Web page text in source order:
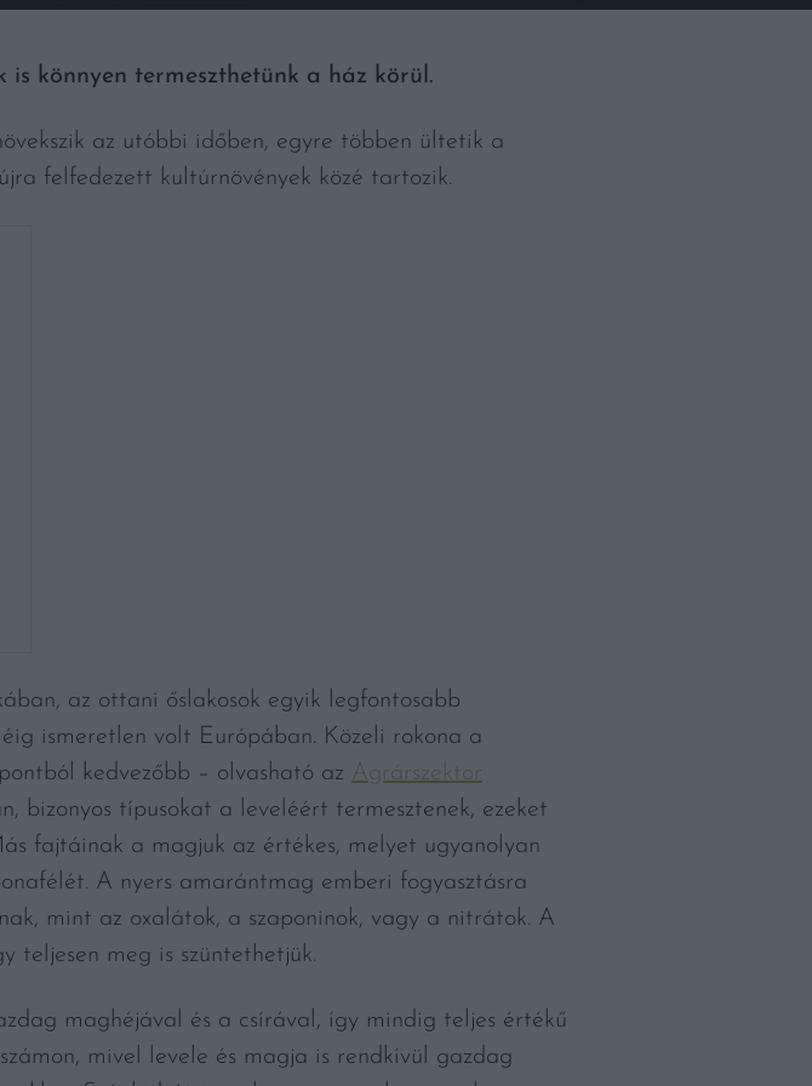
könnyen termeszthetünk a ház körül.
az utóbbi időben, egyre többen ültetik a
felfedezett kultúrnövények közé tartozik.
az ottani őslakosok egyik legfontosabb
ismeretlen volt Európában. Közeli rokona a
kedvezőbb – olvasható az Agrárszektor
bizonyos típusokat a leveléért termesztenek, ezeket
fajtáinak a magjuk az értékes, melyet ugyanolyan
A nyers amarántmag emberi fogyasztásra
mint az oxalátok, a szaponinok, vagy a nitrátok. A
teljesen meg is szüntethetjük.
maghéjával és a csírával, így mindig teljes értékű
mivel levele és magja is rendkívül gazdag